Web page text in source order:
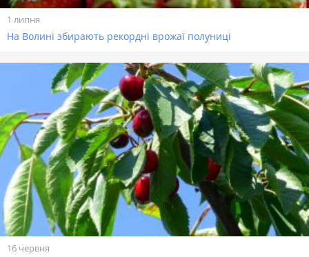
1 липня
На Волині збирають рекордні врожаї полуниці
16 червня